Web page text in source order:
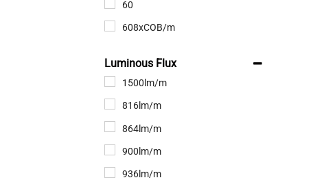
60
608xCOB/m
Luminous Flux
1500lm/m
816lm/m
864lm/m
900lm/m
936lm/m